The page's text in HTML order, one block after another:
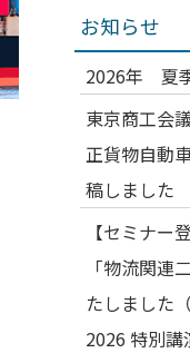
お知らせ
2026年 夏
東京商工会
正貨物自動
稿しました
【セミナー
「物流関連
たしました
2026 特別講